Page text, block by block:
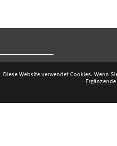
Diese Website verwendet Cookies. Wenn